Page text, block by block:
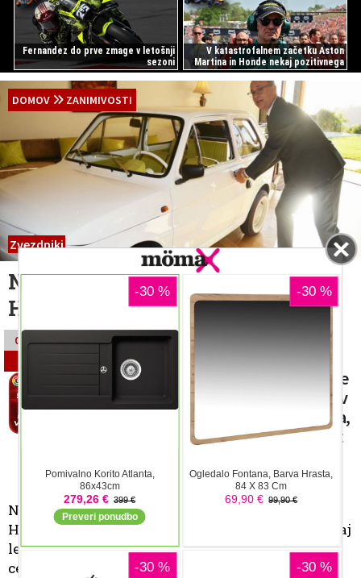
Fernandez do prve zmage v letošnji
sezoni
V katastrofalnem začetku Aston
Martina in Honde nekaj pozitivnega
DOMOV ZANIMIVOSTI
Zvezdniki
Nenavadno darilo za Toma
Hanksa
09.08.2021
Tom Hanks je eden najpremožnješih
filmskih zvezdnikov z občudovanja
vrednim voznim parkom. V njem pa je
vozilo, ki v druščino superšportnikov
in zvezdniških avtomobilov ne spada,
vseeno pa je igralcu zelo pri srcu: Fiat
Urša Prosenjak
Nekoliko nenavadna zgodba se je začela s
Hanksovimi počitnicami v Budimpešti pred nekaj
leti. Vzhodnoevropski malček je na madžarskih
cestah še vedno dokaj pogost prizor.